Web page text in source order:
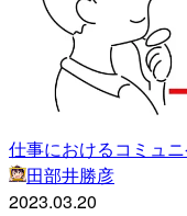
仕事におけるコミュ
田部井勝彦
2023.03.20